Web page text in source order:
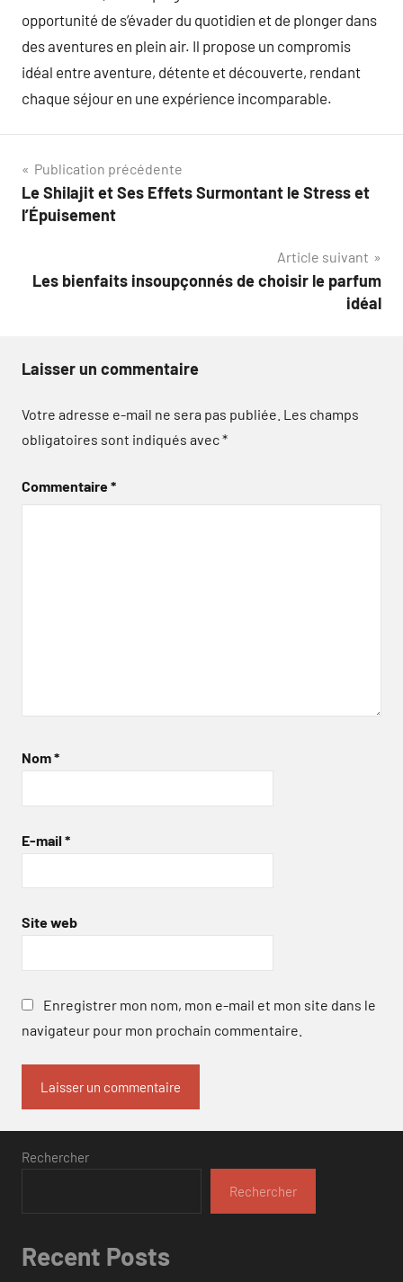
opportunité de s’évader du quotidien et de plonger dans
des aventures en plein air. Il propose un compromis
idéal entre aventure, détente et découverte, rendant
chaque séjour en une expérience incomparable.
Navigation
de
Publication précédente
Le Shilajit et Ses Effets Surmontant le Stress et
l’Épuisement
Article suivant
Les bienfaits insoupçonnés de choisir le parfum
idéal
Laisser un commentaire
Votre adresse e-mail ne sera pas publiée. Les champs
obligatoires sont indiqués avec*
Commentaire*
Nom*
E-mail *
Site web
Enregistrer mon nom, mon e-mail et mon site dans le
navigateur pour mon prochain commentaire.
Rechercher
Rechercher
Recent Posts